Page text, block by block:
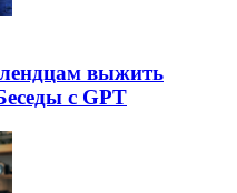
выжить
с GPT